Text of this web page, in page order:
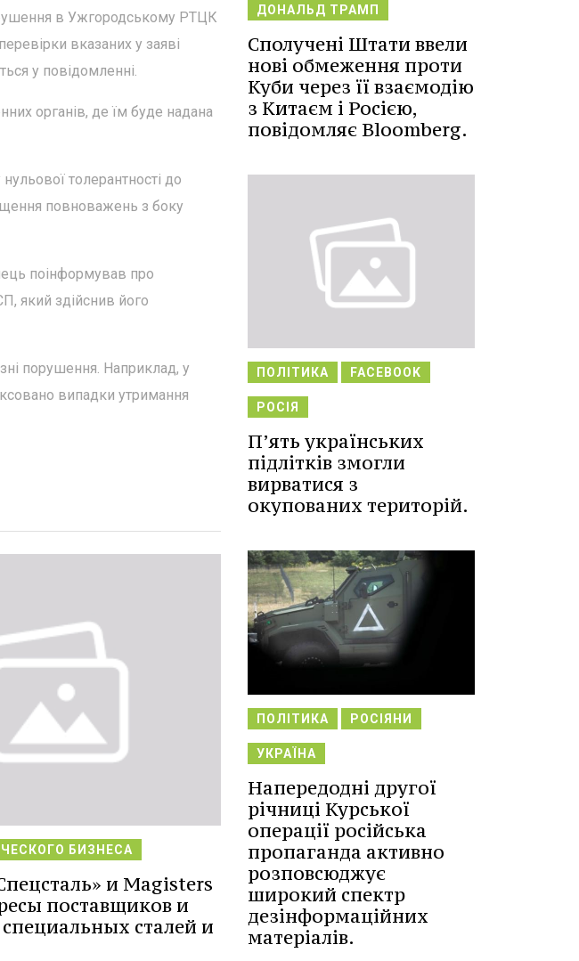
в Ужгородському РТЦК
вказаних у заяві
у повідомленні.
органів, де їм буде надана
толерантності до
повноважень з боку
поінформував про
який здійснив його
порушення. Наприклад, у
випадки утримання
БИЗНЕСА
и Magisters
поставщиков и
сталей и
ДОНАЛЬД ТРАМП
Сполучені Штати ввели
нові обмеження проти
Куби через її взаємодію
з Китаєм і Росією,
повідомляє Bloomberg.
ПОЛІТИКА FACEBOOK
РОСІЯ
П’ять українських
підлітків змогли
вирватися з
окупованих територій.
ПОЛІТИКА РОСІЯНИ
УКРАЇНА
Напередодні другої
річниці Курської
операції російська
пропаганда активно
розповсюджує
широкий спектр
дезінформаційних
матеріалів.